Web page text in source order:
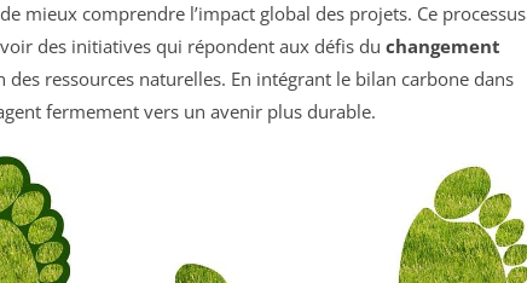
mieux comprendre l’impact global des projets. Ce processus
des initiatives qui répondent aux défis du changement
ressources naturelles. En intégrant le bilan carbone dans
fermement vers un avenir plus durable.